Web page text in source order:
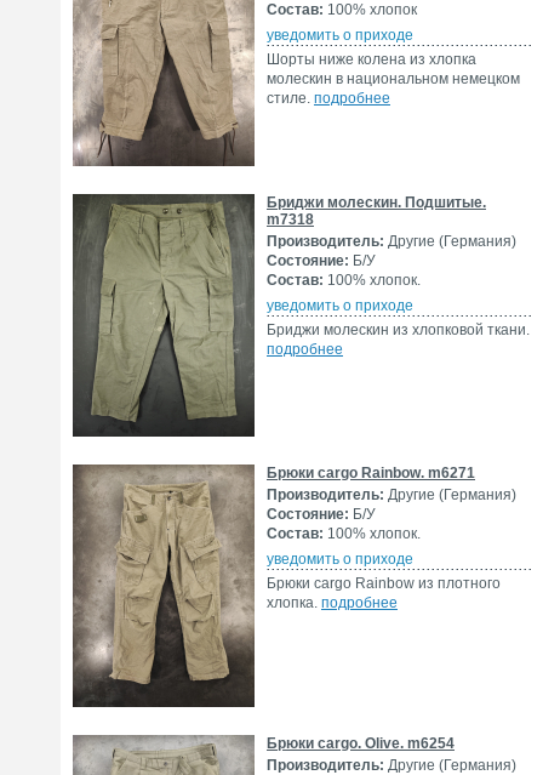
Состав: 100% хлопок
уведомить о приходе
Шорты ниже колена из хлопка
молескин в национальном немецком
стиле. подробнее
Бриджи молескин. Подшитые.
m7318
Производитель: Другие (Германия)
Состояние: Б/У
Состав: 100% хлопок.
уведомить о приходе
Бриджи молескин из хлопковой ткани.
подробнее
Брюки cargo Rainbow. m6271
Производитель: Другие (Германия)
Состояние: Б/У
Состав: 100% хлопок.
уведомить о приходе
Брюки cargo Rainbow из плотного
хлопка. подробнее
Брюки cargo. Olive. m6254
Производитель: Другие (Германия)